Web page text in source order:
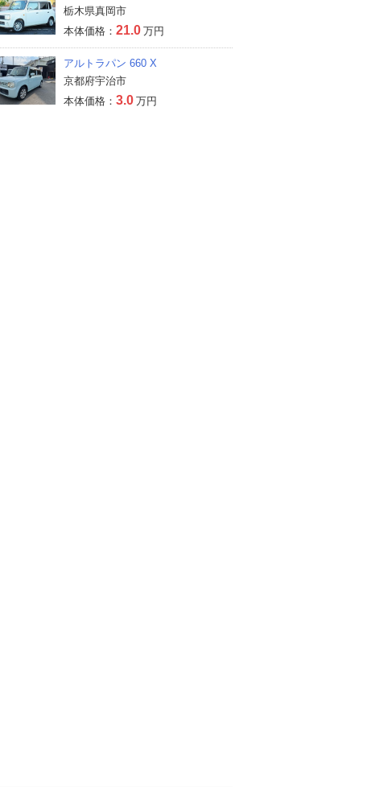
栃木県真岡市
本体価格： 21.0 万円
アルトラパン 660 X
京都府宇治市
本体価格： 3.0 万円